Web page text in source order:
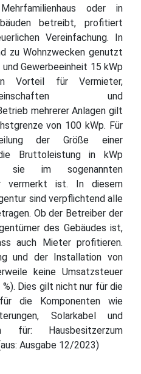
oder in
betreibt, profitiert
Vereinfachung. In
zu Wohnzwecken genutzt
Gewerbeeinheit 15 kWp
Vorteil für Vermieter,
und
mehrerer Anlagen gilt
von 100 kWp. Für
der Größe einer
Bruttoleistung in kWp
sie im sogenannten
vermerkt ist. In diesem
sind verpflichtend alle
Ob der Betreiber der
des Gebäudes ist,
auch Mieter profitieren.
und der Installation von
keine Umsatzsteuer
Dies gilt nicht nur für die
die Komponenten wie
Solarkabel und
für: Hausbesitzerzum
Ausgabe 12/2023)